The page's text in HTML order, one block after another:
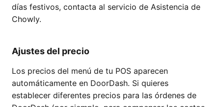
días festivos, contacta al servicio de Asistencia de
Chowly.
Ajustes del precio
Los precios del menú de tu POS aparecen
automáticamente en DoorDash. Si quieres
establecer diferentes precios para las órdenes de